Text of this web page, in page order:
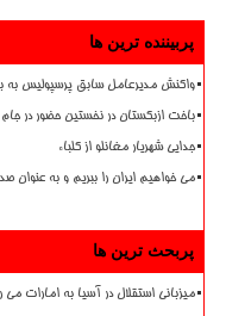
پربیننده ترین ها
واکنش مدیرعامل سابق پرسپولیس به
باخت ازبکستان در نخستین حضور در جام
جدایی شهریار مغانلو از کلباء
می خواهیم ایران را ببریم و به عنوان
پربحث ترین ها
میزبانی استقلال در آسیا به امارات می